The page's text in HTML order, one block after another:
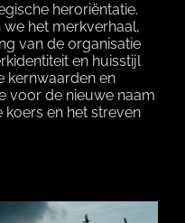
heroriëntatie.
het merkverhaal,
van de organisatie
en huisstijl
kernwaarden en
voor de nieuwe naam
koers en het streven